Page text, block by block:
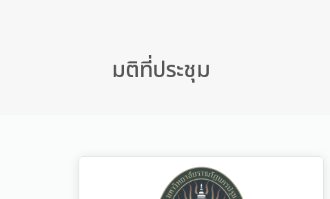
มติที่ประชุม